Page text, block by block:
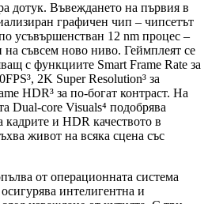
дотук. Въвеждането на първия в
графичен чип – чипсетът
усъвършенстван 12 nm процес –
на съвсем ново ниво. Геймплеят се
с функциите Smart Frame Rate за
2K Super Resolution³ за
HDR³ за по-богат контраст. На
Dual-core Visuals⁴ подобрява
кадрите и HDR качеството в
живот на всяка сцена със
от операционната система
интелигентна и